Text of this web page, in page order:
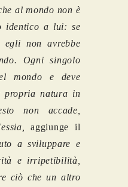
al mondo non è
identico a lui: se
non avrebbe
Ogni singolo
mondo e deve
propria natura in
non accade,
aggiunge il
a sviluppare e
e irripetibilità,
ciò che un altro